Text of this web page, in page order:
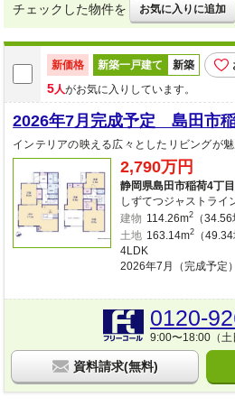
チェックした物件を お気に入りに追加
新価格 新築一戸建て 新築
5人がお気に入りしています。
2026年7月完成予定 島田市稲
インテリアの映える広々としたリビングが魅
2,790万円
静岡県島田市稲荷4丁
しずてつジャストライ
建物 114.26m2（34.56
土地 163.14m2（49.34
4LDK
2026年7月（完成予定）
0120-
9:00〜18:00（土
資料請求(無料)